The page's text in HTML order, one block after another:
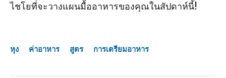
ไชโยที่จะวางแผนมื้ออาหารของคุณในสัปดาห์นี้!
หุง ค่าอาหาร สูตร การเตรียมอาหาร